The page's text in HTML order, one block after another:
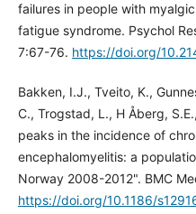
failures in people with
fatigue syndrome. Psychol
7:67-76. https://doi.org/
Bakken, I.J., Tveito, K.,
C., Trogstad, L., H Åberg,
peaks in the incidence of
encephalomyelitis: a
Norway 2008-2012". BMC
https://doi.org/10.1186/